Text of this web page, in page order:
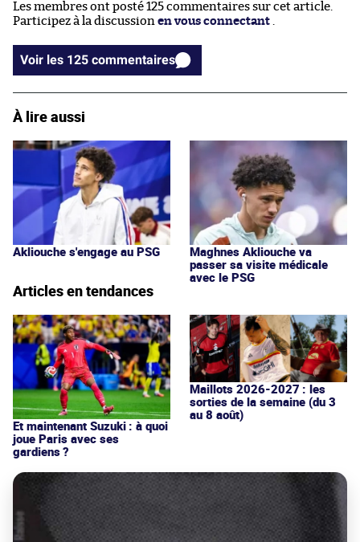
Les membres ont posté 125 commentaires sur cet article.
Participez à la discussion en vous connectant .
Voir les 125 commentaires
À lire aussi
Akliouche s'engage au PSG
Maghnes Akliouche va
passer sa visite médicale
avec le PSG
Articles en tendances
Et maintenant Suzuki : à quoi
joue Paris avec ses
gardiens ?
Maillots 2026-2027 : les
sorties de la semaine (du 3
au 8 août)